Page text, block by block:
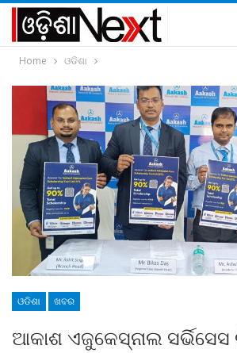
Home ଓଡିଶା
ଓଡିଶା ଖବର
ଆକାଶ ଏଜୁକେସ୍‌ନାଲ